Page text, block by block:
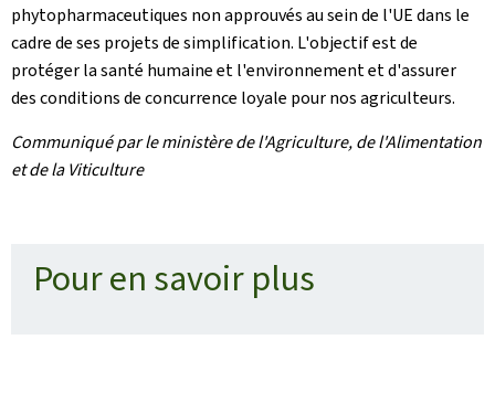
phytopharmaceutiques non approuvés au sein de l'UE dans le
cadre de ses projets de simplification. L'objectif est de
protéger la santé humaine et l'environnement et d'assurer
des conditions de concurrence loyale pour nos agriculteurs.
Communiqué par le ministère de l'Agriculture, de l'Alimentation
et de la Viticulture
Pour en savoir plus